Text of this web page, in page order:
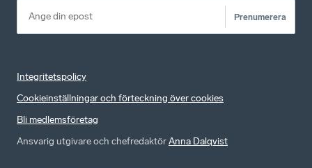
Prenumerera
Integritetspolicy
Cookieinställningar och förteckning över cookies
Bli medlemsföretag
Ansvarig utgivare och chefredaktörAnna Dalqvist